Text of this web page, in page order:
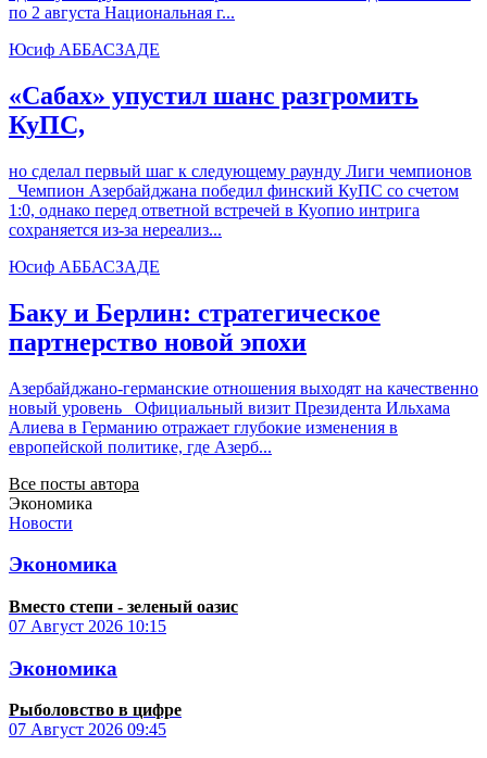
по 2 августа Национальная г...
Юсиф АББАСЗАДЕ
«Сабах» упустил шанс разгромить
КуПС,
но сделал первый шаг к следующему раунду Лиги чемпионов
Чемпион Азербайджана победил финский КуПС со счетом
1:0, однако перед ответной встречей в Куопио интрига
сохраняется из-за нереализ...
Юсиф АББАСЗАДЕ
Баку и Берлин: стратегическое
партнерство новой эпохи
Азербайджано-германские отношения выходят на качественно
новый уровень Официальный визит Президента Ильхама
Алиева в Германию отражает глубокие изменения в
европейской политике, где Азерб...
Все посты автора
Экономика
Новости
Экономика
Вместо степи - зеленый оазис
07 Август 2026 10:15
Экономика
Рыболовство в цифре
07 Август 2026 09:45